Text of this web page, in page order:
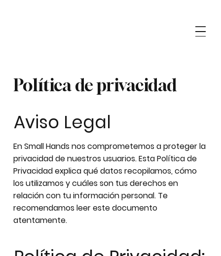
Política de privacidad
Aviso Legal
En Small Hands nos comprometemos a proteger la
privacidad de nuestros usuarios. Esta Política de
Privacidad explica qué datos recopilamos, cómo
los utilizamos y cuáles son tus derechos en
relación con tu información personal. Te
recomendamos leer este documento
atentamente.